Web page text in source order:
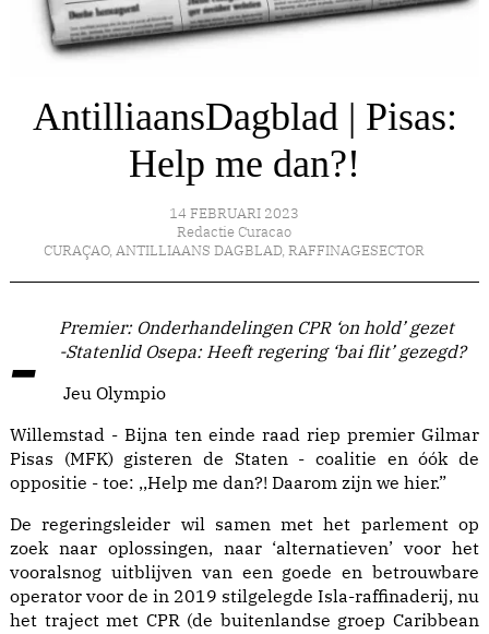
AntilliaansDagblad | Pisas:
Help me dan?!
14 FEBRUARI 2023
Redactie Curacao
CURAÇAO, ANTILLIAANS DAGBLAD, RAFFINAGESECTOR
-Premier: Onderhandelingen CPR ‘on hold’ gezet
-Statenlid Osepa: Heeft regering ‘bai flit’ gezegd?
Jeu Olympio
Willemstad - Bijna ten einde raad riep premier Gilmar
Pisas (MFK) gisteren de Staten - coalitie en óók de
oppositie - toe: ,,Help me dan?! Daarom zijn we hier.”
De regeringsleider wil samen met het parlement op
zoek naar oplossingen, naar ‘alternatieven’ voor het
vooralsnog uitblijven van een goede en betrouwbare
operator voor de in 2019 stilgelegde Isla-raffinaderij, nu
het traject met CPR (de buitenlandse groep Caribbean